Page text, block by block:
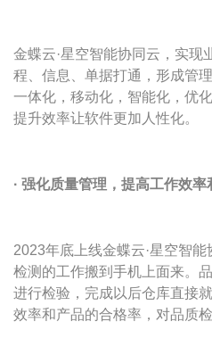
金蝶云·星空智能协同云，实现
程、信息、单据打通，形成管
一体化，移动化，智能化，优
提升效率让软件更加人性化。
· 强化质量管理，提高工作效
2023年底上线金蝶云·星空智
检测的工作搬到手机上面来。
进行检验，完成以后仓库直接
效率和产品的合格率，对品质